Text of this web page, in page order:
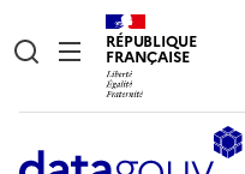
RÉPUBLIQUE
FRANÇAISE